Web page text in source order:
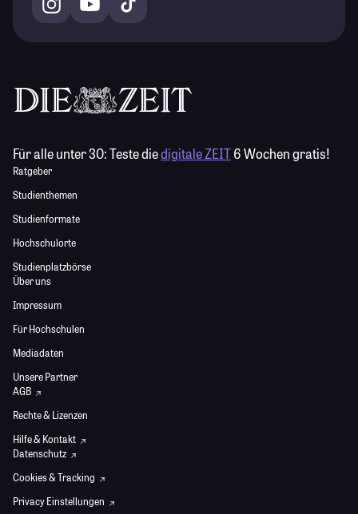
Für alle unter 30:Teste diedigitale ZEIT6 Wochen gratis!
Ratgeber
Studienthemen
Studienformate
Hochschulorte
Studienplatzbörse
Über uns
Impressum
Für Hochschulen
Mediadaten
Unsere Partner
AGB
Rechte & Lizenzen
Hilfe & Kontakt
Datenschutz
Cookies & Tracking
Privacy Einstellungen